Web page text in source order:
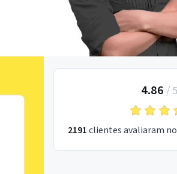
4.86 / 5
2191 clientes avaliaram